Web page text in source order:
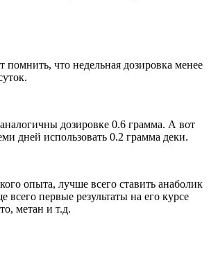
что недельная дозировка менее
дозировке 0.6 грамма. А вот
дней использовать 0.2 грамма деки.
опыта, лучше всего ставить анаболик
первые результаты на его курсе
метан и т.д.